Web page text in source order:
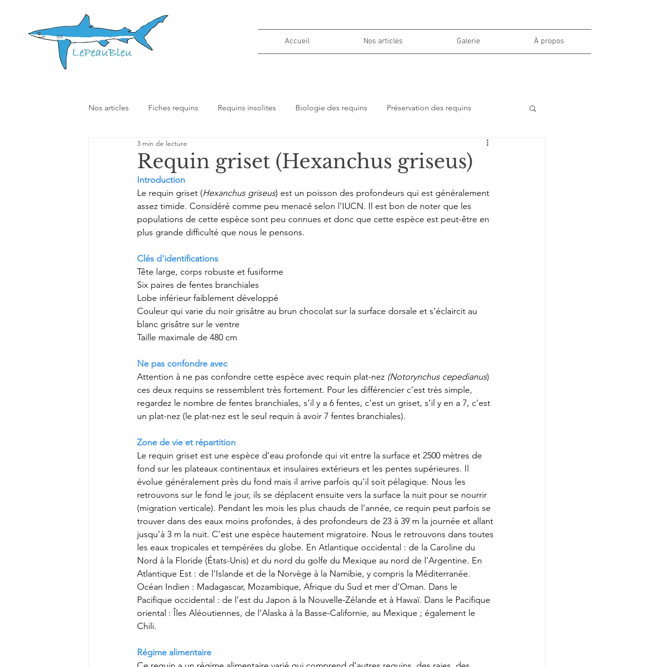
Accueil Nos articles Galerie À propos
Nos articles Fiches requins Requins insolites Biologie des requins Préservation des requins
Nos autres articles
Requin griset (Hexanchus griseus)
3 min de lecture
Introduction
Le requin griset (Hexanchus griseus) est un poisson des profondeurs qui est généralement
assez timide. Considéré comme peu menacé selon l’IUCN. Il est bon de noter que les
populations de cette espèce sont peu connues et donc que cette espèce est peut-être en
plus grande difficulté que nous le pensons.
Clés d'identifications
Tête large, corps robuste et fusiforme
Six paires de fentes branchiales
Lobe inférieur faiblement développé
Couleur qui varie du noir grisâtre au brun chocolat sur la surface dorsale et s’éclaircit au
blanc grisâtre sur le ventre
Taille maximale de 480 cm
Ne pas confondre avec
Attention à ne pas confondre cette espèce avec requin plat-nez (Notorynchus cepedianus)
ces deux requins se ressemblent très fortement. Pour les différencier c’est très simple,
regardez le nombre de fentes branchiales, s’il y a 6 fentes, c’est un griset, s’il y en a 7, c’est
un plat-nez (le plat-nez est le seul requin à avoir 7 fentes branchiales).
Zone de vie et répartition
Le requin griset est une espèce d’eau profonde qui vit entre la surface et 2500 mètres de
fond sur les plateaux continentaux et insulaires extérieurs et les pentes supérieures. Il
évolue généralement près du fond mais il arrive parfois qu’il soit pélagique. Nous les
retrouvons sur le fond le jour, ils se déplacent ensuite vers la surface la nuit pour se nourrir
(migration verticale). Pendant les mois les plus chauds de l’année, ce requin peut parfois se
trouver dans des eaux moins profondes, à des profondeurs de 23 à 39 m la journée et allant
jusqu’à 3 m la nuit. C’est une espèce hautement migratoire. Nous le retrouvons dans toutes
les eaux tropicales et tempérées du globe. En Atlantique occidental : de la Caroline du
Nord à la Floride (États-Unis) et du nord du golfe du Mexique au nord de l’Argentine. En
Atlantique Est : de l’Islande et de la Norvège à la Namibie, y compris la Méditerranée.
Océan Indien : Madagascar, Mozambique, Afrique du Sud et mer d’Oman. Dans le
Pacifique occidental : de l’est du Japon à la Nouvelle-Zélande et à Hawaï. Dans le Pacifique
oriental : Îles Aléoutiennes, de l’Alaska à la Basse-Californie, au Mexique ; également le
Chili.
Régime alimentaire